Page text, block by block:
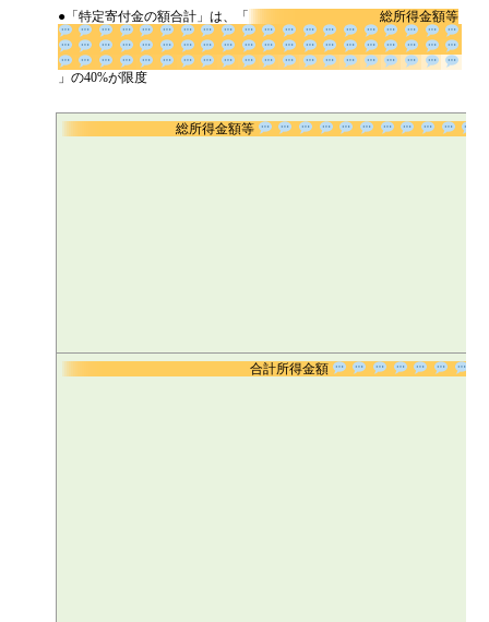
●「特定寄付金の額合計」は、「 総所得金額等
」の40%が限度
総所得金額等
合計所得金額